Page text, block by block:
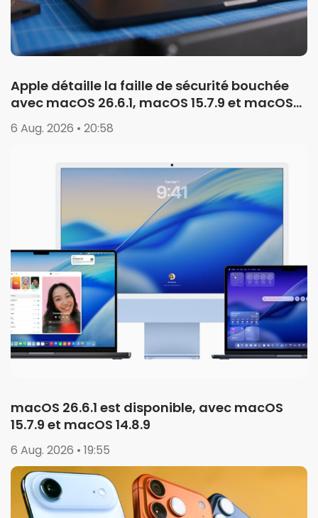
Apple détaille la faille de sécurité bouchée
avec macOS 26.6.1, macOS 15.7.9 et macOS
14.8.9
6 Aug. 2026 • 20:58
macOS 26.6.1 est disponible, avec macOS
15.7.9 et macOS 14.8.9
6 Aug. 2026 • 19:55